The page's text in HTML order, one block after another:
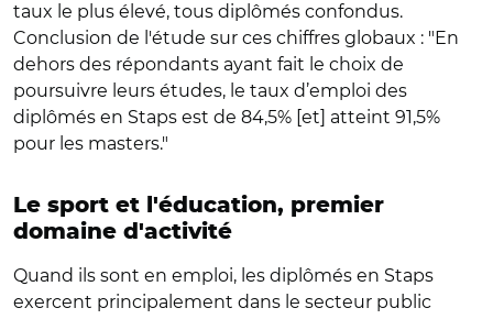
taux le plus élevé, tous diplômés confondus.
Conclusion de l'étude sur ces chiffres globaux : "En
dehors des répondants ayant fait le choix de
poursuivre leurs études, le taux d’emploi des
diplômés en Staps est de 84,5% [et] atteint 91,5%
pour les masters."
Le sport et l'éducation, premier
domaine d'activité
Quand ils sont en emploi, les diplômés en Staps
exercent principalement dans le secteur public